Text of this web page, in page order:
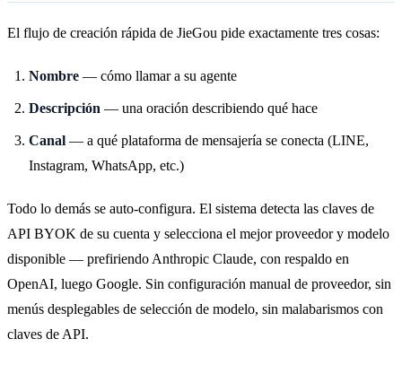
El flujo de creación rápida de JieGou pide exactamente tres cosas:
Nombre — cómo llamar a su agente
Descripción — una oración describiendo qué hace
Canal — a qué plataforma de mensajería se conecta (LINE,
Instagram, WhatsApp, etc.)
Todo lo demás se auto-configura. El sistema detecta las claves de
API BYOK de su cuenta y selecciona el mejor proveedor y modelo
disponible — prefiriendo Anthropic Claude, con respaldo en
OpenAI, luego Google. Sin configuración manual de proveedor, sin
menús desplegables de selección de modelo, sin malabarismos con
claves de API.